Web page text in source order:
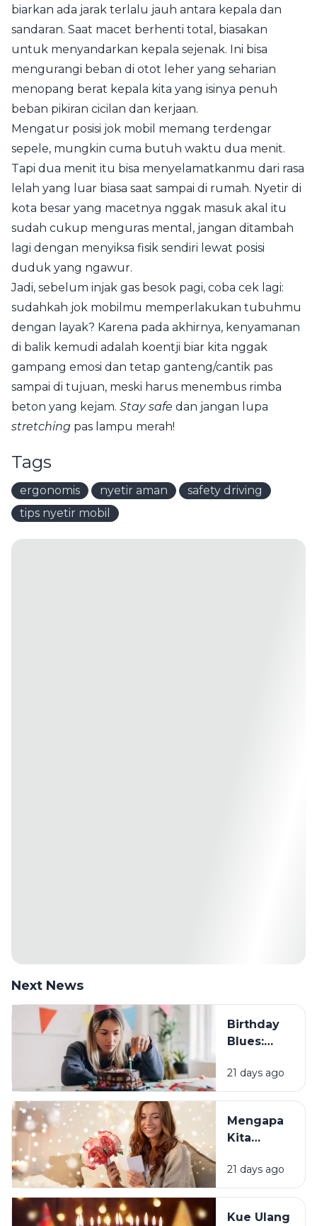
biarkan ada jarak terlalu jauh antara kepala dan
sandaran. Saat macet berhenti total, biasakan
untuk menyandarkan kepala sejenak. Ini bisa
mengurangi beban di otot leher yang seharian
menopang berat kepala kita yang isinya penuh
beban pikiran cicilan dan kerjaan.
Mengatur posisi jok mobil memang terdengar
sepele, mungkin cuma butuh waktu dua menit.
Tapi dua menit itu bisa menyelamatkanmu dari rasa
lelah yang luar biasa saat sampai di rumah. Nyetir di
kota besar yang macetnya nggak masuk akal itu
sudah cukup menguras mental, jangan ditambah
lagi dengan menyiksa fisik sendiri lewat posisi
duduk yang ngawur.
Jadi, sebelum injak gas besok pagi, coba cek lagi:
sudahkah jok mobilmu memperlakukan tubuhmu
dengan layak? Karena pada akhirnya, kenyamanan
di balik kemudi adalah koentji biar kita nggak
gampang emosi dan tetap ganteng/cantik pas
sampai di tujuan, meski harus menembus rimba
beton yang kejam. Stay safe dan jangan lupa
stretching pas lampu merah!
Tags
ergonomis nyetir aman
safety driving
tips nyetir mobil
Next News
Birthday
Blues:
Sebagian
Orang
Merasa
Sedih Saat
Tahun?
21 days ago
Mengapa
Kita
Mendapat
Ucapan
Tahun?
21 days ago
Kue Ulang